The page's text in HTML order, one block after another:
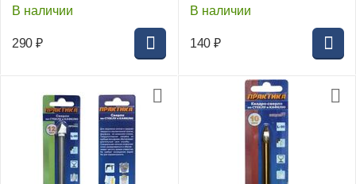
В наличии
290 ₽
В наличии
140 ₽